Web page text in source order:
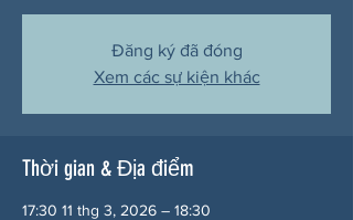
Đăng ký đã đóng
Xem các sự kiện khác
Thời gian & Địa điểm
17:30 11 thg 3, 2026 – 18:30